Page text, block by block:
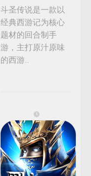
斗圣传说是一款以
经典西游记为核心
题材的回合制手
游，主打原汁原味
的西游...